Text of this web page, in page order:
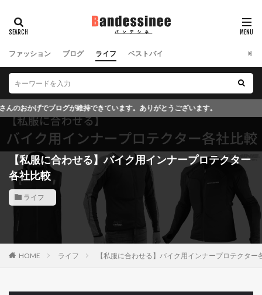
ファッション ブログ ライフ ベストバイ
います。ありがとうございます。
【私服に合わせる】バイク用インナープロテクター
各社比較
ライフ
HOME ライフ 【私服に合わせる】バイク用インナープロテクター